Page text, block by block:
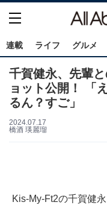
連載 ライフ グルメ
千賀健永、先輩
ョット公開！ 「
るん？すご」
2024.07.17
橋酒 瑛麗瑠
Kis-My-Ft2の千賀健